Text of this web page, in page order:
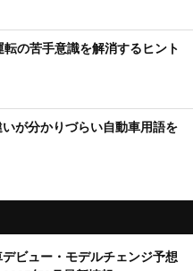
転の苦手意識を解消するヒント
いが分かりづらい自動車用語を
デビュー・モデルチェンジ予想